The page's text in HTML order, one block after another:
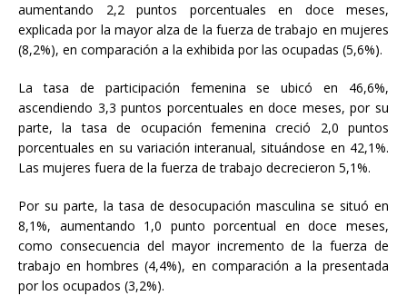
aumentando 2,2 puntos porcentuales en doce meses,
explicada por la mayor alza de la fuerza de trabajo en mujeres
(8,2%), en comparación a la exhibida por las ocupadas (5,6%).
La tasa de participación femenina se ubicó en 46,6%,
ascendiendo 3,3 puntos porcentuales en doce meses, por su
parte, la tasa de ocupación femenina creció 2,0 puntos
porcentuales en su variación interanual, situándose en 42,1%.
Las mujeres fuera de la fuerza de trabajo decrecieron 5,1%.
Por su parte, la tasa de desocupación masculina se situó en
8,1%, aumentando 1,0 punto porcentual en doce meses,
como consecuencia del mayor incremento de la fuerza de
trabajo en hombres (4,4%), en comparación a la presentada
por los ocupados (3,2%).